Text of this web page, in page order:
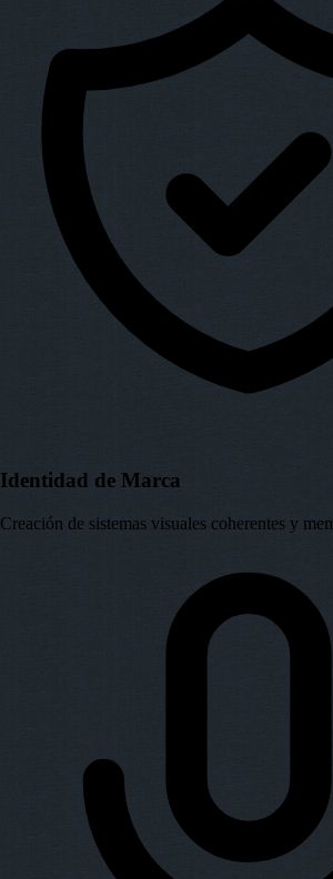
Identidad de Marca
Creación de sistemas visuales coherentes y